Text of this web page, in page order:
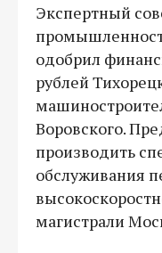
Экспертный
одобрил
рублей
Воровского.
производить
обслуживания
магистрали